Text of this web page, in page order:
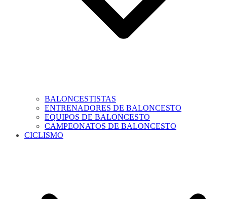
BALONCESTISTAS
ENTRENADORES DE BALONCESTO
EQUIPOS DE BALONCESTO
CAMPEONATOS DE BALONCESTO
CICLISMO